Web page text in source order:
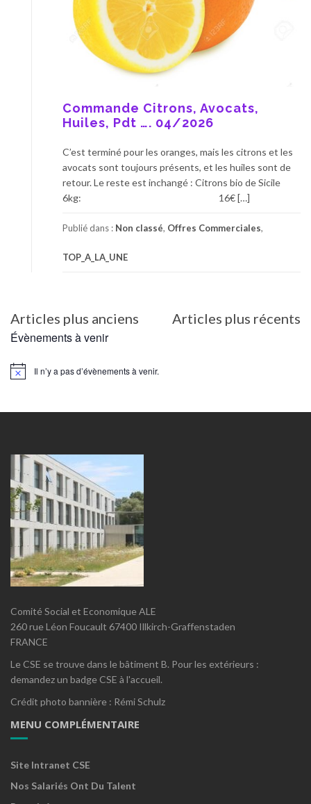
Commande Citrons, Avocats,
Huiles, Pdt …. 04/2026
C’est terminé pour les oranges, mais les citrons et les
avocats sont toujours présents, et les huiles sont de
retour. Le reste est inchangé : Citrons bio de Sicile
6kg: 16€ […]
Publié dans : Non classé, Offres Commerciales,
TOP_A_LA_UNE
Navigation
des
articles
Articles plus anciens Articles plus récents
Évènements à venir
Notice Il n’y a pas d’évènements à venir.
Comité Social et Economique ALE
260 rue Léon Foucault 67400 Illkirch-Graffenstaden
FRANCE
Le CSE se trouve dans le bâtiment B. Pour les extérieurs :
demandez un badge CSE à l'accueil.
Crédit photo bannière : Rémi Schulz
MENU COMPLÉMENTAIRE
Site Intranet CSE
Nos Salariés Ont Du Talent